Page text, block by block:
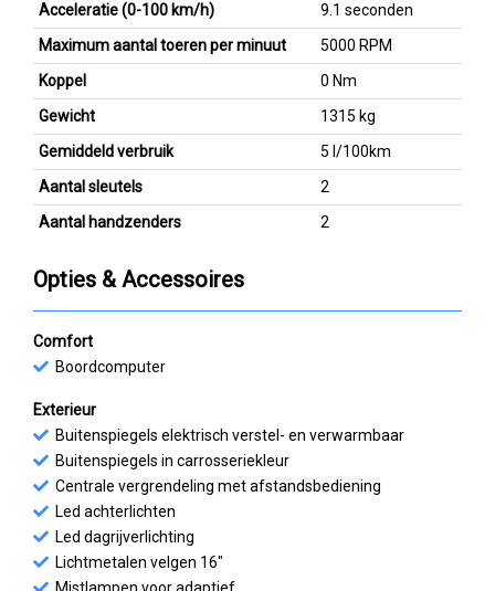
Acceleratie (0-100 km/h)
9.1 seconden
Maximum aantal toeren per minuut
5000 RPM
Koppel
0 Nm
Gewicht
1315 kg
Gemiddeld verbruik
5 l/100km
Aantal sleutels
2
Aantal handzenders
2
Opties & Accessoires
Comfort
Boordcomputer
Exterieur
Buitenspiegels elektrisch verstel- en verwarmbaar
Buitenspiegels in carrosseriekleur
Centrale vergrendeling met afstandsbediening
Led achterlichten
Led dagrijverlichting
Lichtmetalen velgen 16"